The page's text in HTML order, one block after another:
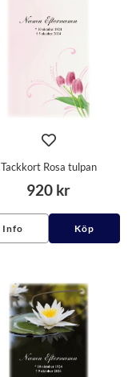
Tackkort Rosa tulpan
920 kr
Info Köp